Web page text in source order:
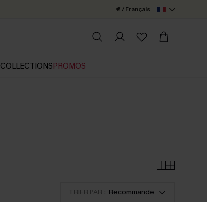
€ / Français
COLLECTIONSPROMOS
TRIER PAR : Recommandé